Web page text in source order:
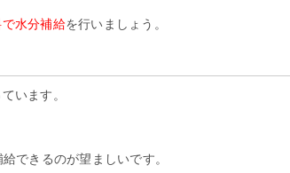
で水分補給を行いましょう。
います。
できるのが望ましいです。